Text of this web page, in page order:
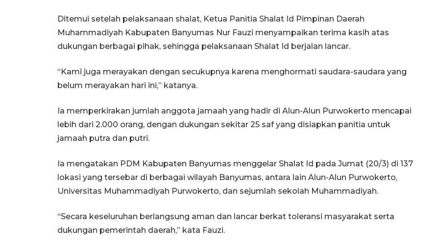
Ditemui setelah pelaksanaan shalat, Ketua Panitia Shalat Id Pimpinan Daerah
Muhammadiyah Kabupaten Banyumas Nur Fauzi menyampaikan terima kasih atas
dukungan berbagai pihak, sehingga pelaksanaan Shalat Id berjalan lancar.
“Kami juga merayakan dengan secukupnya karena menghormati saudara-saudara yang
belum merayakan hari ini,” katanya.
Ia memperkirakan jumlah anggota jamaah yang hadir di Alun-Alun Purwokerto mencapai
lebih dari 2.000 orang, dengan dukungan sekitar 25 saf yang disiapkan panitia untuk
jamaah putra dan putri.
Ia mengatakan PDM Kabupaten Banyumas menggelar Shalat Id pada Jumat (20/3) di 137
lokasi yang tersebar di berbagai wilayah Banyumas, antara lain Alun-Alun Purwokerto,
Universitas Muhammadiyah Purwokerto, dan sejumlah sekolah Muhammadiyah.
“Secara keseluruhan berlangsung aman dan lancar berkat toleransi masyarakat serta
dukungan pemerintah daerah,” kata Fauzi.